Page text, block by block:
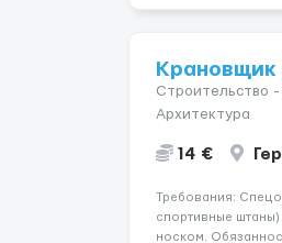
зв’яжемося ...
Крановщик
Строительство
Архитектура
14 €
Требования:
спортивные
носком.